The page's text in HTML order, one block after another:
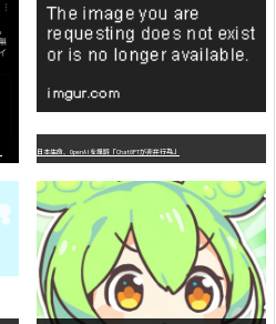
日本生命、OpenAIを提訴「ChatGPTが非弁行為」